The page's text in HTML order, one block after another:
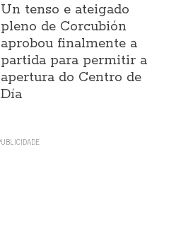
Un tenso e ateigado
pleno de Corcubión
aprobou finalmente a
partida para permitir a
apertura do Centro de
Día